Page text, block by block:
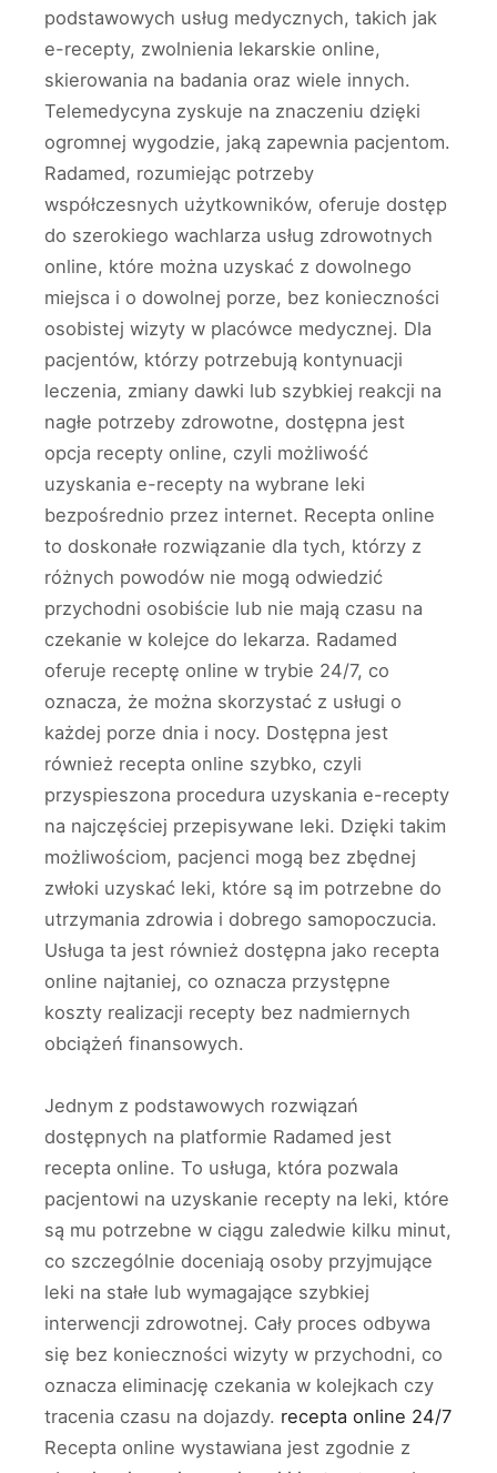
podstawowych usług medycznych, takich jak
e-recepty, zwolnienia lekarskie online,
skierowania na badania oraz wiele innych.
Telemedycyna zyskuje na znaczeniu dzięki
ogromnej wygodzie, jaką zapewnia pacjentom.
Radamed, rozumiejąc potrzeby
współczesnych użytkowników, oferuje dostęp
do szerokiego wachlarza usług zdrowotnych
online, które można uzyskać z dowolnego
miejsca i o dowolnej porze, bez konieczności
osobistej wizyty w placówce medycznej. Dla
pacjentów, którzy potrzebują kontynuacji
leczenia, zmiany dawki lub szybkiej reakcji na
nagłe potrzeby zdrowotne, dostępna jest
opcja recepty online, czyli możliwość
uzyskania e-recepty na wybrane leki
bezpośrednio przez internet. Recepta online
to doskonałe rozwiązanie dla tych, którzy z
różnych powodów nie mogą odwiedzić
przychodni osobiście lub nie mają czasu na
czekanie w kolejce do lekarza. Radamed
oferuje receptę online w trybie 24/7, co
oznacza, że można skorzystać z usługi o
każdej porze dnia i nocy. Dostępna jest
również recepta online szybko, czyli
przyspieszona procedura uzyskania e-recepty
na najczęściej przepisywane leki. Dzięki takim
możliwościom, pacjenci mogą bez zbędnej
zwłoki uzyskać leki, które są im potrzebne do
utrzymania zdrowia i dobrego samopoczucia.
Usługa ta jest również dostępna jako recepta
online najtaniej, co oznacza przystępne
koszty realizacji recepty bez nadmiernych
obciążeń finansowych.
Jednym z podstawowych rozwiązań
dostępnych na platformie Radamed jest
recepta online. To usługa, która pozwala
pacjentowi na uzyskanie recepty na leki, które
są mu potrzebne w ciągu zaledwie kilku minut,
co szczególnie doceniają osoby przyjmujące
leki na stałe lub wymagające szybkiej
interwencji zdrowotnej. Cały proces odbywa
się bez konieczności wizyty w przychodni, co
oznacza eliminację czekania w kolejkach czy
tracenia czasu na dojazdy. recepta online 24/7
Recepta online wystawiana jest zgodnie z